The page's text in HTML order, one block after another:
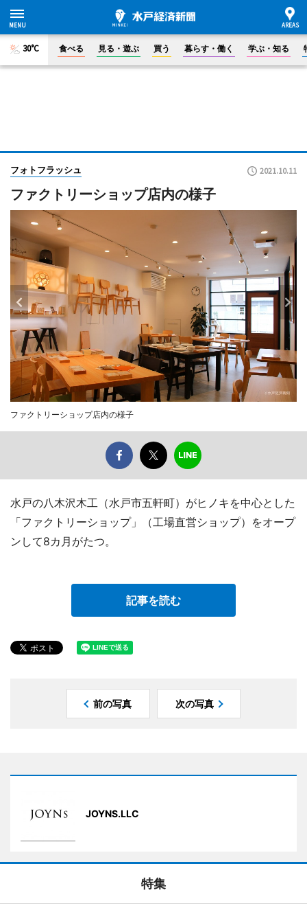
30°C 食べる 見る・遊ぶ 買う 暮らす・働く 学ぶ・知る
フォトフラッシュ 2021.10.11
ファクトリーショップ店内の様子
ファクトリーショップ店内の様子
水戸の八木沢木工（水戸市五軒町）がヒノキを中心とした
「ファクトリーショップ」（工場直営ショップ）をオープ
ンして8カ月がたつ。
記事を読む
前の写真 次の写真
JOYNS.LLC
特集